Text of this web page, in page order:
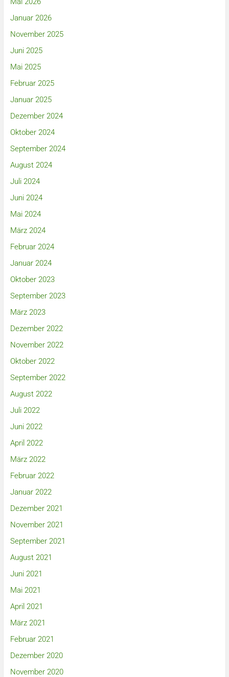
Januar 2026
November 2025
Juni 2025
Mai 2025
Februar 2025
Januar 2025
Dezember 2024
Oktober 2024
September 2024
August 2024
Juli 2024
Juni 2024
Mai 2024
März 2024
Februar 2024
Januar 2024
Oktober 2023
September 2023
März 2023
Dezember 2022
November 2022
Oktober 2022
September 2022
August 2022
Juli 2022
Juni 2022
April 2022
März 2022
Februar 2022
Januar 2022
Dezember 2021
November 2021
September 2021
August 2021
Juni 2021
Mai 2021
April 2021
März 2021
Februar 2021
Dezember 2020
November 2020